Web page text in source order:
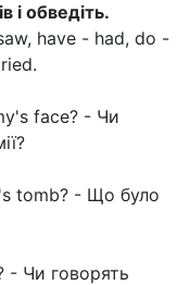
і обведіть.
have - had, do -
face? - Чи
tomb? - Що було
- Чи говорять